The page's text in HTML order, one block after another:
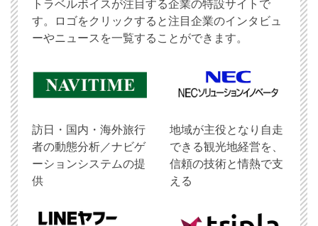
トラベルボイスが注目する企業の特設サイトで
す。ロゴをクリックすると注目企業のインタビュ
ーやニュースを一覧することができます。
訪日・国内・海外旅行
者の動態分析／ナビゲ
ーションシステムの提
供
地域が主役となり自走
できる観光地経営を、
信頼の技術と情熱で支
える